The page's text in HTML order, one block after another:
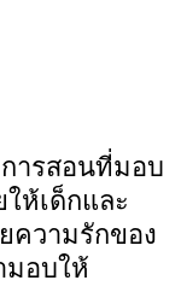
ารสอนที่มอบ
ห้เด็กและ
ความรักของ
มอบให้